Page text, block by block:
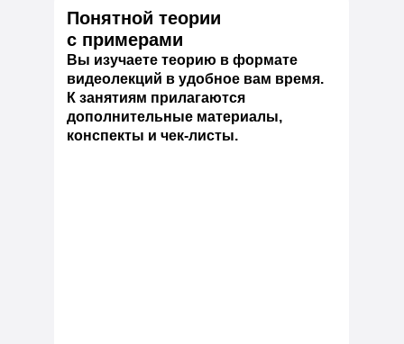
Понятной теории
с примерами
Вы изучаете теорию в формате
видеолекций в удобное вам время.
К занятиям прилагаются
дополнительные материалы,
конспекты и чек-листы.